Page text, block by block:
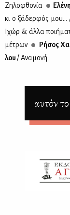
Ζη­λο­φθο­νία
κι ο ξά­δερ­φός
Ιχώρ & άλ­λα
μέ­τρων
Ρή­σος
λου / Ανα­μο­νή
αυτόν